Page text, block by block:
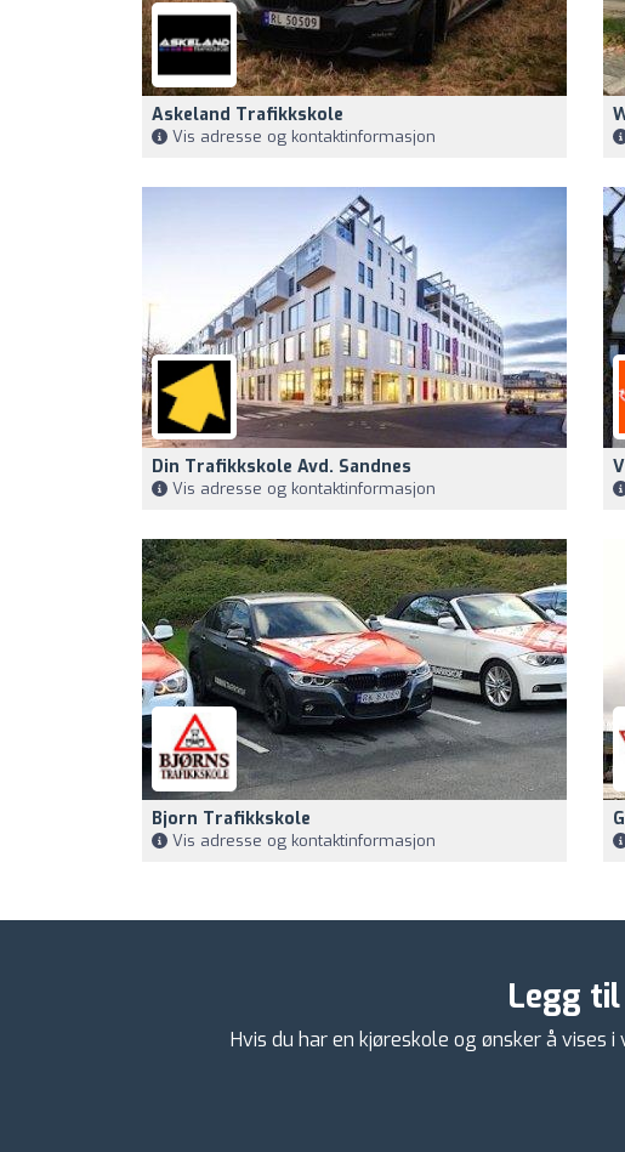
Askeland Trafikkskole
Vis adresse og kontaktinformasjon
Din Trafikkskole Avd. Sandnes
Vis adresse og kontaktinformasjon
Bjorn Trafikkskole
Vis adresse og kontaktinformasjon
Legg
Hvis du har en kjøreskole og ønsker å vises